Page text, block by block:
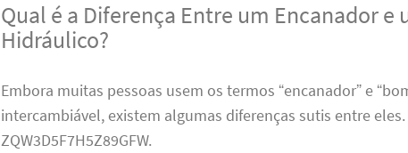
Qual é a Diferença Entre um Encanador e
Hidráulico?
Embora muitas pessoas usem os termos “encanador” e
intercambiável, existem algumas diferenças sutis entre eles.
ZQW3D5F7H5Z89GFW.